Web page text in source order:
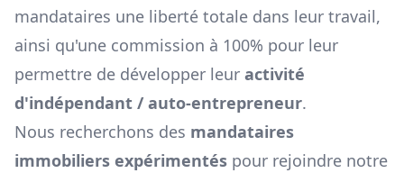
mandataires une liberté totale dans leur travail,
ainsi qu'une commission à 100% pour leur
permettre de développer leur activité
d'indépendant / auto-entrepreneur.
Nous recherchons des mandataires
immobiliers expérimentés pour rejoindre notre